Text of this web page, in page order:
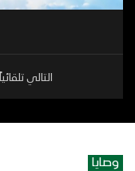
التالي تلقائياً
وصايا